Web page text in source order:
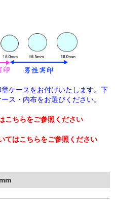
ケースをお付けいたします。下
ス・内布をお選びください。
こちらをご参照ください
てはこちらをご参照ください